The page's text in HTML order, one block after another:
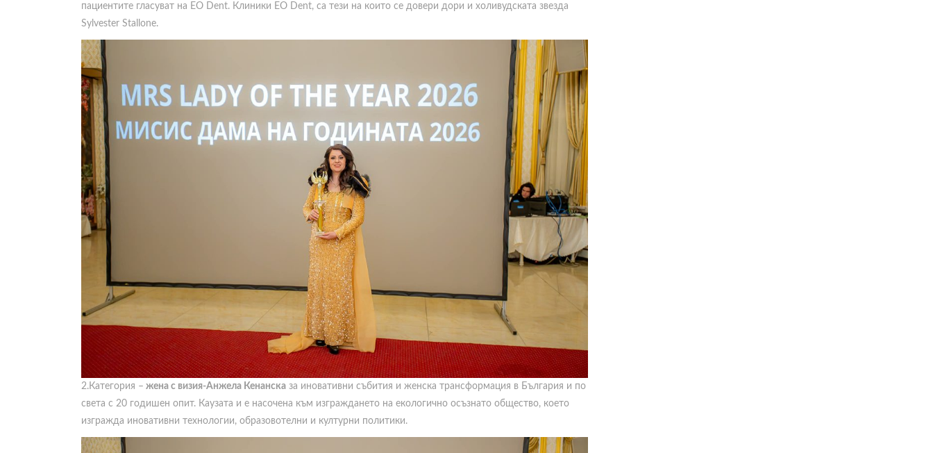
пациентите гласуват на EO Dent. Клиники EO Dent, са тези на които се довери дори и холивудската звезда
Sylvester Stallone.
2.Категория – жена с визия-Анжела Кенанска за иновативни събития и женска трансформация в България и по
света с 20 годишен опит. Каузата и е насочена към изграждането на екологично осъзнато общество, което
изгражда иновативни технологии, образовотелни и културни политики.